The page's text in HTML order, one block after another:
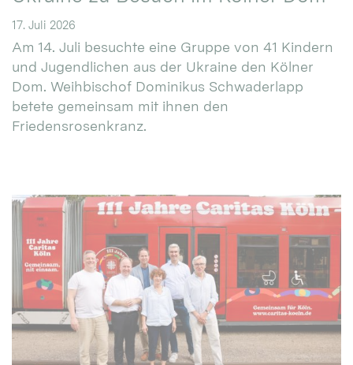
17. Juli 2026
Am 14. Juli besuchte eine Gruppe von 41 Kindern
und Jugendlichen aus der Ukraine den Kölner
Dom. Weihbischof Dominikus Schwaderlapp
betete gemeinsam mit ihnen den
Friedensrosenkranz.